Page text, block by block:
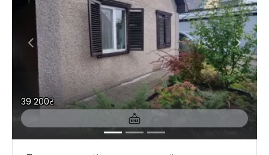
39 200₴
Запомнить Forgot Password?
Войти